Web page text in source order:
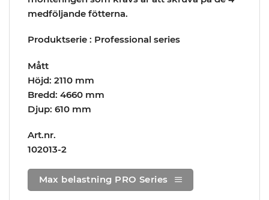
medföljande fötterna.
Produktserie : Professional series
Mått
Höjd: 2110 mm
Bredd: 4660 mm
Djup: 610 mm
Art.nr.
102013-2
Max belastning PRO Series